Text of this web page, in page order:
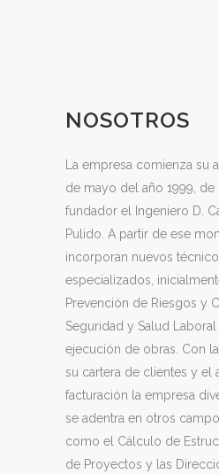
NOSOTROS
La empresa comienza su
de mayo del año 1999, de
fundador el Ingeniero D.
Pulido. A partir de ese
incorporan nuevos
especializados,
Prevención de Riesgos y
Seguridad y Salud
ejecución de obras. Con
su cartera de clientes y el
facturación la empresa
se adentra en otros
como el Cálculo de
de Proyectos y las